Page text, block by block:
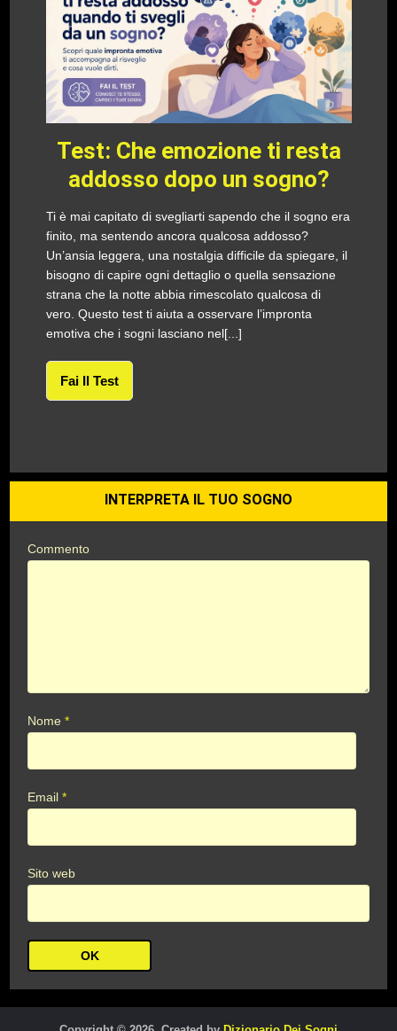
Test: Che emozione ti resta
addosso dopo un sogno?
Ti è mai capitato di svegliarti sapendo che il sogno era
finito, ma sentendo ancora qualcosa addosso?
Un’ansia leggera, una nostalgia difficile da spiegare, il
bisogno di capire ogni dettaglio o quella sensazione
strana che la notte abbia rimescolato qualcosa di
vero. Questo test ti aiuta a osservare l’impronta
emotiva che i sogni lasciano nel[...]
Fai Il Test
INTERPRETA IL TUO SOGNO
Commento
Nome*
Email*
Sito web